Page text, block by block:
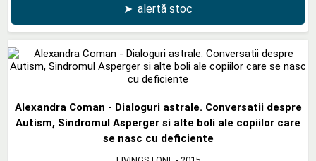
➤ alertă stoc
Alexandra Coman - Dialoguri astrale. Conversatii despre
Autism, Sindromul Asperger si alte boli ale copiilor care
se nasc cu deficiente